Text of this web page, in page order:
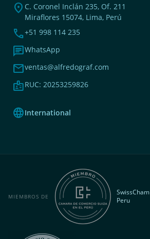
location_on C. Coronel Inclán 235, Of. 211
Miraflores 15074, Lima, Perú
phone+51 998 114 235
chatWhatsApp
mailventas@alfredograf.com
badgeRUC: 20253259826
languageInternational
MIEMBROS DE
SwissCham
Peru